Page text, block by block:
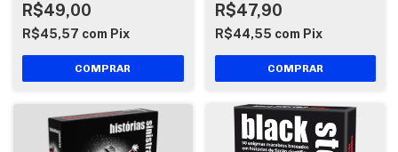
R$49,00
R$45,57 com Pix
R$47,90
R$44,55 com Pix